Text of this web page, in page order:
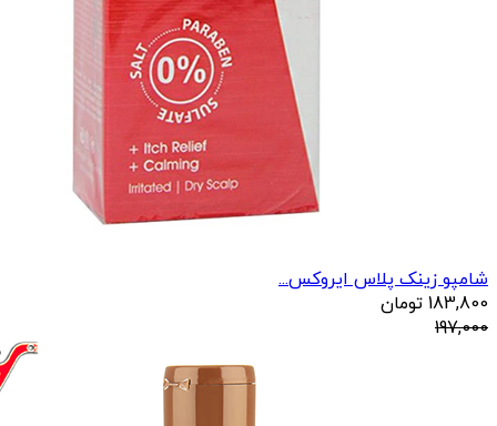
شامپو زینک پلاس ایروکس...
183,800 تومان
197,000